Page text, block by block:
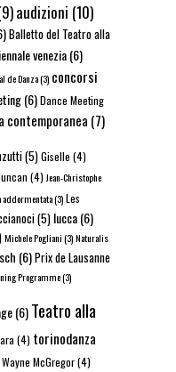
audizioni (10)
Balletto del Teatro alla
venezia(6)
de Danza(3) concorsi
(6)Dance Meeting
contemporanea (7)
(5)Giselle (4)
(4) Jean-Christophe
addormentata(3)Les
(5) lucca(6)
Michele Pogliani(3)Naturalis
(6)Prix de Lausanne
Programme(3)
(6)Teatro alla
(4) torinodanza
Wayne McGregor(4)